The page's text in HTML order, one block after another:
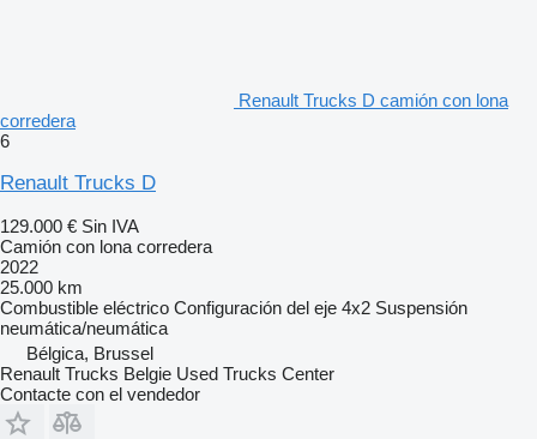
Renault Trucks D camión con lona
corredera
6
Renault Trucks D
129.000 € Sin IVA
Camión con lona corredera
2022
25.000 km
Combustible eléctrico Configuración del eje 4x2 Suspensión
neumática/neumática
Bélgica, Brussel
Renault Trucks Belgie Used Trucks Center
Contacte con el vendedor